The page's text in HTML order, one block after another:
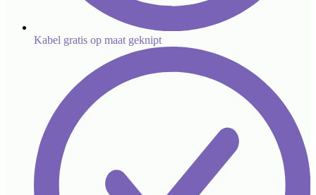
Kabel gratis op maat geknipt